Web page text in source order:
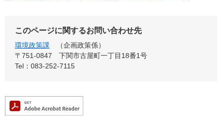
このページに関するお問い合わせ先
環境政策課
企画政策係
〒751-0847
下関市古屋町一丁目18番1号
Tel：083-252-7115